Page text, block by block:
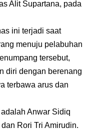
Alit Supartana, pada
ini terjadi saat
menuju pelabuhan
tersebut,
diri dengan berenang
terbawa arus dan
Anwar Sidiq
Rori Tri Amirudin.